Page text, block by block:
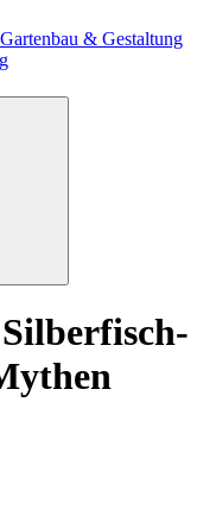
Gartenbau & Gestaltung